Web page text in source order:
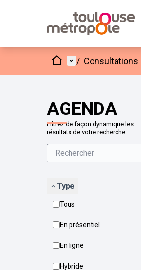
AccueilMenu principal
/ Consultations
AGENDA
Filtrez de façon dynamique les
résultats de votre recherche.
Type
Tous
En présentiel
En ligne
Hybride